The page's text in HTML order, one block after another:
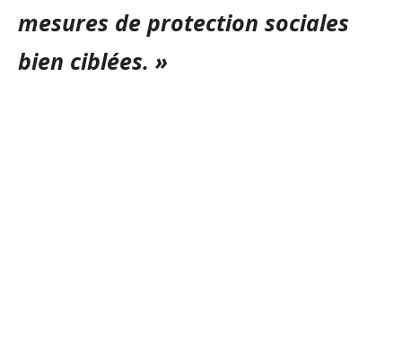
mesures de protection sociales
bien ciblées. »